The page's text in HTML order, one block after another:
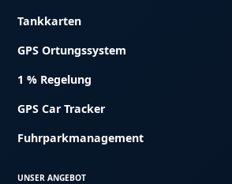
Tankkarten
GPS Ortungssystem
1 % Regelung
GPS Car Tracker
Fuhrparkmanagement
UNSER ANGEBOT